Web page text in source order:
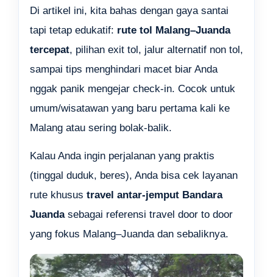
Di artikel ini, kita bahas dengan gaya santai
tapi tetap edukatif: rute tol Malang–Juanda
tercepat, pilihan exit tol, jalur alternatif non tol,
sampai tips menghindari macet biar Anda
nggak panik mengejar check-in. Cocok untuk
umum/wisatawan yang baru pertama kali ke
Malang atau sering bolak-balik.
Kalau Anda ingin perjalanan yang praktis
(tinggal duduk, beres), Anda bisa cek layanan
rute khusus travel antar-jemput Bandara
Juandasebagai referensi travel door to door
yang fokus Malang–Juanda dan sebaliknya.